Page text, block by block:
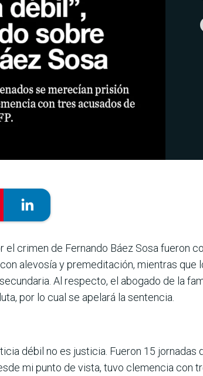
crimen de Fernando Báez Sosa fueron
alevosía y premeditación, mientras que
Al respecto, el abogado de la
por lo cual se apelará la sentencia.
débil no es justicia. Fueron 15
mi punto de vista, tuvo clemencia con